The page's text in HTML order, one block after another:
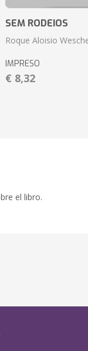
SEM RODEIOS
Roque Aloisio
IMPRESO
€ 8,32
el libro.